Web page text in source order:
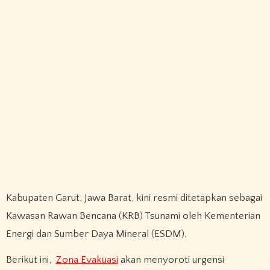
Kabupaten Garut, Jawa Barat, kini resmi ditetapkan sebagai
Kawasan Rawan Bencana (KRB) Tsunami oleh Kementerian
Energi dan Sumber Daya Mineral (ESDM).​
Berikut ini, Zona Evakuasi akan menyoroti urgensi